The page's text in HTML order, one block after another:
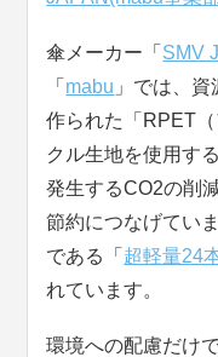
傘メーカー「 SMV
「 mabu 」では、
作られた「RPET
クル生地を使用す
発生するCO2の削
節約につなげていま
である「 超軽量24
れています。
環境への配慮だけ